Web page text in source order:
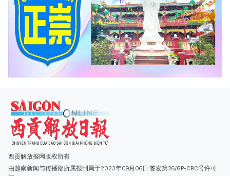
西贡解放报网版权所有
由越南新闻与传播部所属报刊局于2023年09月06日 签发第26/GP-CBC号许可
副总编辑: 阮玉英、范文长、裴氏红霜、张德义、范氏云英、杨文光、阮德显、
阮克强、陈嘉宝
主编: 阮玉英
社址: 胡志明市棋盘坊阮氏明开街432-434号
总台: (028) 39294091 - 转 060
热线: 096.558.1888
编辑部: (028) 39294092 - 转 060